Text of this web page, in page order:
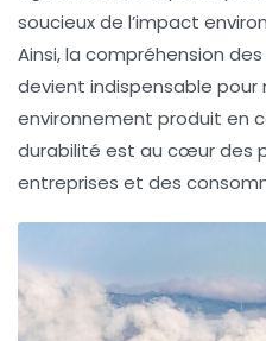
soucieux de l’impact
Ainsi, la compréhension
devient indispensable pour
environnement produit en
durabilité est au cœur des
entreprises et des